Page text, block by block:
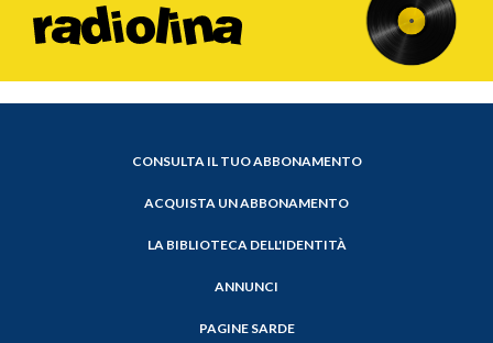
CONSULTA IL TUO ABBONAMENTO
ACQUISTA UN ABBONAMENTO
LA BIBLIOTECA DELL'IDENTITÀ
ANNUNCI
PAGINE SARDE